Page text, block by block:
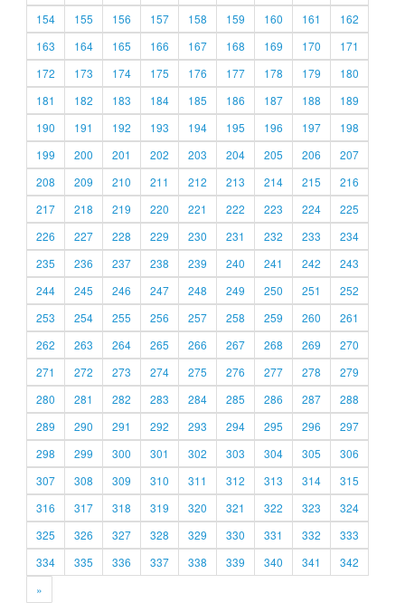
154
155 156 157 158 159 160 161
162
163
164 165 166 167 168 169 170
171
172
173 174 175 176 177 178 179
180
181
182 183 184 185 186 187 188
189
190
191 192 193 194 195 196 197
198
199
200 201 202 203 204 205 206
207
208
209 210 211 212 213 214 215
216
217
218 219 220 221 222 223 224
225
226
227 228 229 230 231 232 233
234
235
236 237 238 239 240 241 242
243
244
245 246 247 248 249 250 251
252
253
254 255 256 257 258 259 260
261
262
263 264 265 266 267 268 269
270
271
272 273 274 275 276 277 278
279
280
281 282 283 284 285 286 287
288
289
290 291 292 293 294 295 296
297
298
299 300 301 302 303 304 305
306
307
308 309 310 311 312 313 314
315
316
317 318 319 320 321 322 323
324
325
326 327 328 329 330 331 332
333
334
335 336 337 338 339 340 341
342
»